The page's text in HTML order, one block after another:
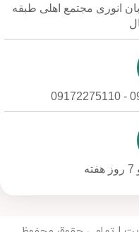
انوری مجتمع اهلی طبقه